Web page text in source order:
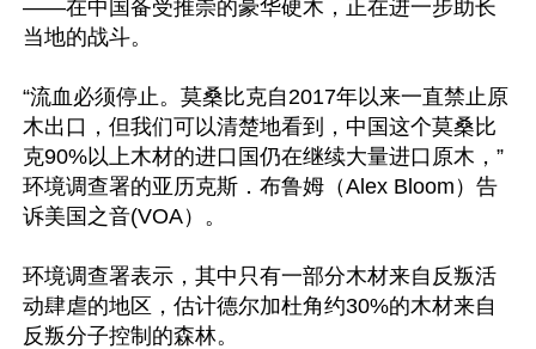
——在中国备受推崇的豪华硬木，正在进一步助长
当地的战斗。
“流血必须停止。莫桑比克自2017年以来一直禁止原
木出口，但我们可以清楚地看到，中国这个莫桑比
克90%以上木材的进口国仍在继续大量进口原木，”
环境调查署的亚历克斯．布鲁姆（Alex Bloom）告
诉美国之音(VOA）。
环境调查署表示，其中只有一部分木材来自反叛活
动肆虐的地区，估计德尔加杜角约30%的木材来自
反叛分子控制的森林。